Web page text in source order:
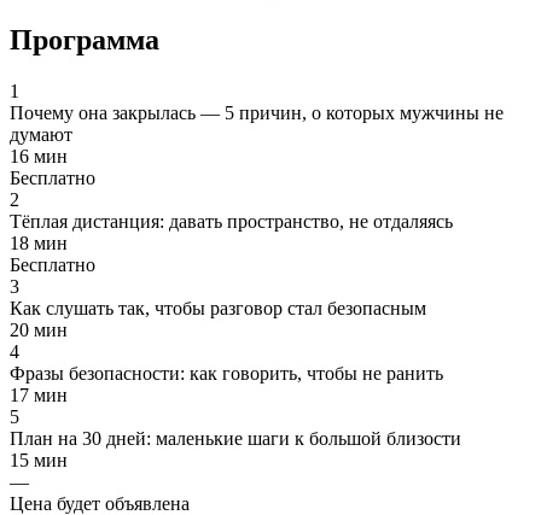
Программа
1
Почему она закрылась — 5 причин, о которых мужчины не
думают
16 мин
Бесплатно
2
Тёплая дистанция: давать пространство, не отдаляясь
18 мин
Бесплатно
3
Как слушать так, чтобы разговор стал безопасным
20 мин
4
Фразы безопасности: как говорить, чтобы не ранить
17 мин
5
План на 30 дней: маленькие шаги к большой близости
15 мин
—
Цена будет объявлена